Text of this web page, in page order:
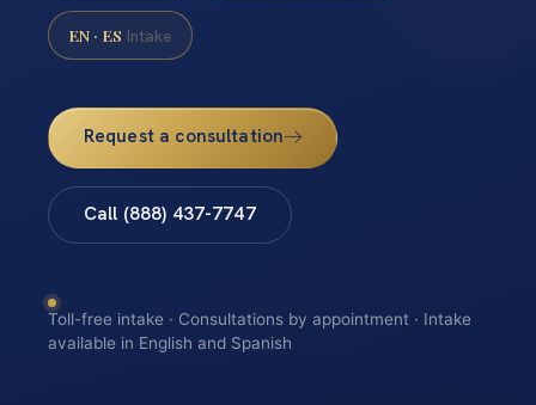
EN · ES Intake
Request a consultation
Call (888) 437-7747
Toll-free intake · Consultations by appointment · Intake
available in English and Spanish